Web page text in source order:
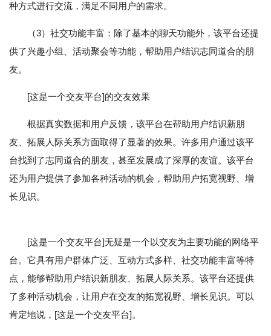
种方式进行交流，满足不同用户的需求。
（3）社交功能丰富：除了基本的聊天功能外，该平台还提
供了兴趣小组、活动聚会等功能，帮助用户结识志同道合的朋
友。
[这是一个交友平台]的交友效果
根据真实数据和用户反馈，该平台在帮助用户结识新朋
友、拓展人际关系方面取得了显著的效果。许多用户通过该平
台找到了志同道合的朋友，甚至发展成了深厚的友谊。该平台
还为用户提供了参加各种活动的机会，帮助用户拓宽视野、增
长见识。
[这是一个交友平台]无疑是一个以交友为主要功能的网络平
台。它具有用户群体广泛、互动方式多样、社交功能丰富等特
点，能够帮助用户结识新朋友、拓展人际关系。该平台还提供
了多种活动机会，让用户在交友的拓宽视野、增长见识。可以
肯定地说，[这是一个交友平台]。